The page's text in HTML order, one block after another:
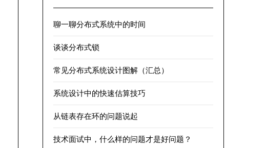
聊一聊分布式系统中的时间
谈谈分布式锁
常见分布式系统设计图解（汇总）
系统设计中的快速估算技巧
从链表存在环的问题说起
技术面试中，什么样的问题才是好问题？